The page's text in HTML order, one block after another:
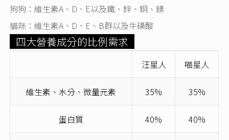
狗狗：維生素A、D、E以及鐵、鋅、銅、鎂
貓咪：維生素A、D、E、B群以及牛磺酸
四大營養成分的比例需求
汪星人 喵星人
維生素、水分、微量元素 35% 35%
蛋白質 40% 40%